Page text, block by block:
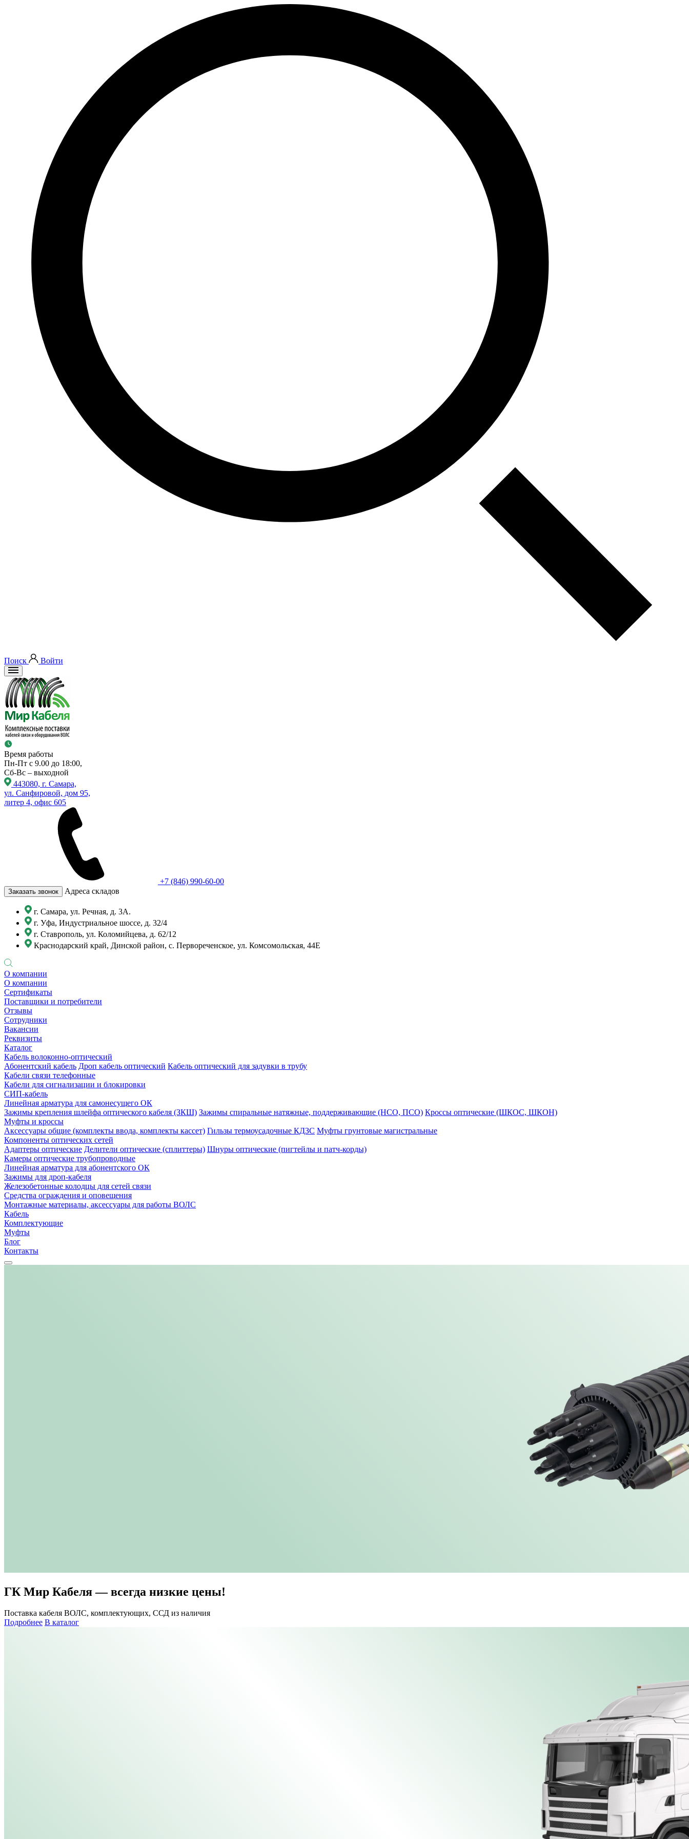
Поиск Войти
Время работы
Пн-Пт с 9.00 до 18:00,
Сб-Вс – выходной
443080, г. Самара,
ул. Санфировой, дом 95,
литер 4, офис 605
+7 (846) 990-60-00
Заказать звонок Адреса складов
г. Самара, ул. Речная, д. 3А.
г. Уфа, Индустриальное шоссе, д. 32/4
г. Ставрополь, ул. Коломийцева, д. 62/12
Краснодарский край, Динской район, с. Первореченское, ул. Комсомольская, 44Е
О компании
О компании
Сертификаты
Поставщики и потребители
Отзывы
Сотрудники
Вакансии
Реквизиты
Каталог
Кабель волоконно-оптический
Абонентский кабель Дроп кабель оптический Кабель оптический для задувки в трубу
Кабели связи телефонные
Кабели для сигнализации и блокировки
СИП-кабель
Линейная арматура для самонесущего ОК
Зажимы крепления шлейфа оптического кабеля (ЗКШ) Зажимы спиральные натяжные, поддерживающие (НСО, ПСО) Кроссы оптические (ШКОС, ШКОН)
Муфты и кроссы
Аксессуары общие (комплекты ввода, комплекты кассет) Гильзы термоусадочные КДЗС Муфты грунтовые магистральные
Компоненты оптических сетей
Адаптеры оптические Делители оптические (сплиттеры) Шнуры оптические (пигтейлы и патч-корды)
Камеры оптические трубопроводные
Линейная арматура для абонентского ОК
Зажимы для дроп-кабеля
Железобетонные колодцы для сетей связи
Средства ограждения и оповещения
Монтажные материалы, аксессуары для работы ВОЛС
Кабель
Комплектующие
Муфты
Блог
Контакты
ГК Мир Кабеля — всегда низкие цены!
Поставка кабеля ВОЛС, комплектующих, ССД из наличия
Подробнее В каталог